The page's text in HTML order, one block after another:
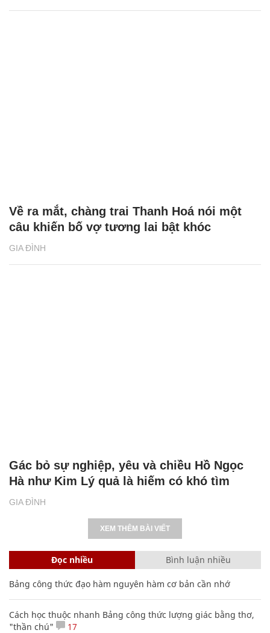
GIA ĐÌNH
Về ra mắt, chàng trai Thanh Hoá nói một
câu khiến bố vợ tương lai bật khóc
GIA ĐÌNH
Gác bỏ sự nghiệp, yêu và chiều Hồ Ngọc
Hà như Kim Lý quả là hiếm có khó tìm
XEM THÊM BÀI VIẾT
Đọc nhiều Bình luận nhiều
Bảng công thức đạo hàm nguyên hàm cơ bản cần nhớ
Cách học thuộc nhanh Bảng công thức lượng giác bằng thơ,
"thần chú"
17